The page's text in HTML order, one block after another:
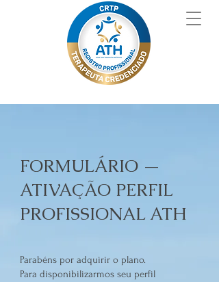
FORMULÁRIO —
ATIVAÇÃO PERFIL
PROFISSIONAL ATH
Parabéns por adquirir o plano.
Para disponibilizarmos seu perfil